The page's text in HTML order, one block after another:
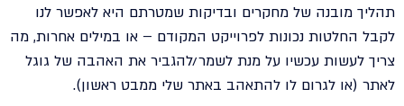
תהליך מובנה של מחקרים ובדיקות שמטרתם היא לאפשר לנו
לקבל החלטות נכונות לפרוייקט המקודם – או במילים אחרות, מה
צריך לעשות עכשיו על מנת לשמר/להגביר את האהבה של גוגל
לאתר (או לגרום לו להתאהב באתר שלי ממבט ראשון).